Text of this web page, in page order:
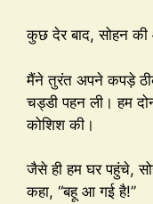
कुछ देर बाद, सोहन
मैंने तुरंत अपने कपड़े
चड्डी पहन ली। हम
कोशिश की।
जैसे ही हम घर पहुंचे,
कहा, “बहू आ गई है!”